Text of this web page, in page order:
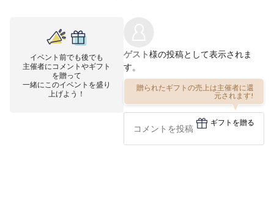
イベント前でも後でも
主催者にコメントやギフト
を贈って
一緒にこのイベントを盛り
上げよう！
ゲスト様の投稿として表示されま
す。
贈られたギフトの売上は主催者に還
元されます!
ギフトを贈る